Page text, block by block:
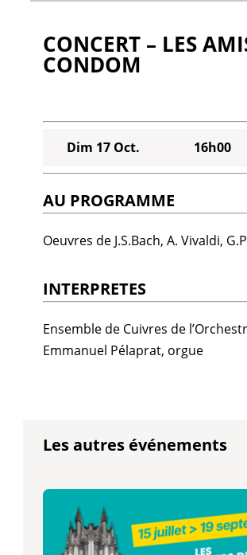
CONCERT – LES
CONDOM
Dim 17 Oct. 16h00
AU PROGRAMME
Oeuvres de J.S.Bach, A. Vivaldi,
INTERPRETES
Ensemble de Cuivres de
Emmanuel Pélaprat, orgue
Les autres événements